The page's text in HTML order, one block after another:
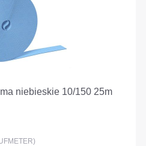
niebieskie 10/150 25m